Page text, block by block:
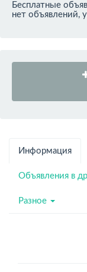
Бесплатные
нет объявлений,
Информация
Объявления в
Разное